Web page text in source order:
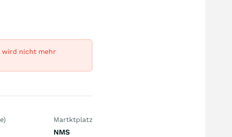
wird nicht mehr
Martktplatz
NMS